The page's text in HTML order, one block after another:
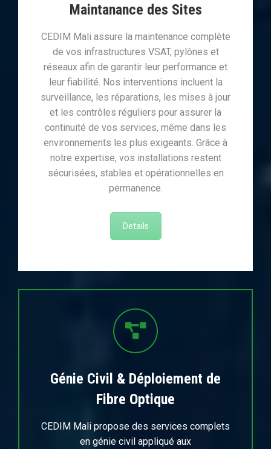
Maintanance des Sites
CEDIM Mali assure la maintenance complète
de vos infrastructures VSAT, pylônes et
réseaux afin de garantir leur performance et
leur fiabilité. Nos interventions incluent la
surveillance, les réparations, les mises à jour
et les contrôles réguliers pour assurer la
continuité de vos services, même dans les
environnements les plus exigeants. Grâce à
notre expertise, vos installations restent
sécurisées, stables et opérationnelles en
permanence.
Details
Génie Civil & Déploiement de
Fibre Optique
CEDIM Mali propose des services complets
en génie civil appliqué aux